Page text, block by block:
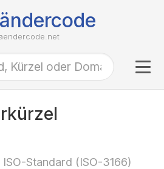
Standard (ISO-3166)